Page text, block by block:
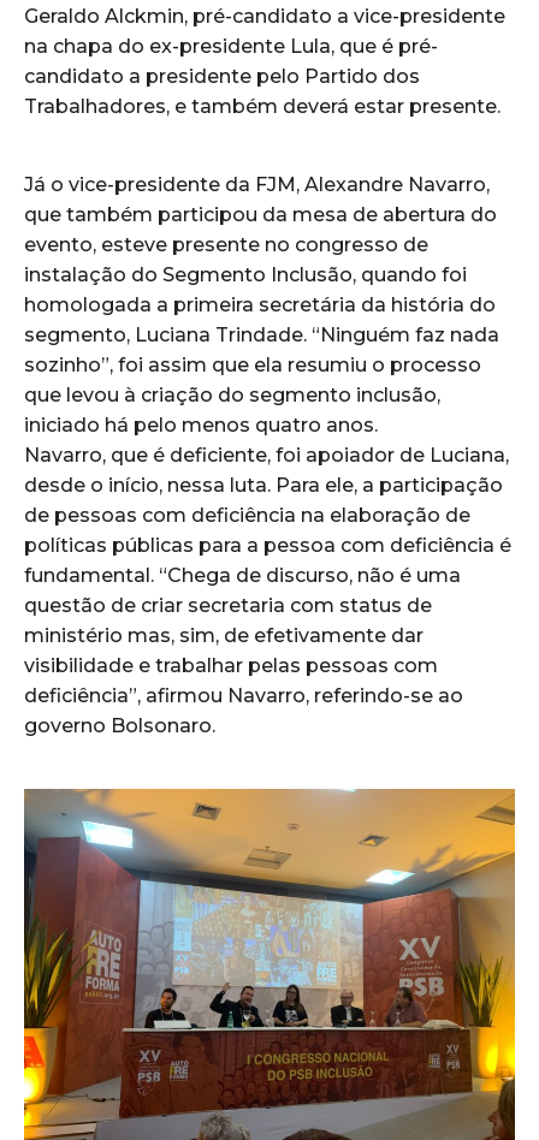
Geraldo Alckmin, pré-candidato a vice-presidente
na chapa do ex-presidente Lula, que é pré-
candidato a presidente pelo Partido dos
Trabalhadores, e também deverá estar presente.
Já o vice-presidente da FJM, Alexandre Navarro,
que também participou da mesa de abertura do
evento, esteve presente no congresso de
instalação do Segmento Inclusão, quando foi
homologada a primeira secretária da história do
segmento, Luciana Trindade. “Ninguém faz nada
sozinho”, foi assim que ela resumiu o processo
que levou à criação do segmento inclusão,
iniciado há pelo menos quatro anos.
Navarro, que é deficiente, foi apoiador de Luciana,
desde o início, nessa luta. Para ele, a participação
de pessoas com deficiência na elaboração de
políticas públicas para a pessoa com deficiência é
fundamental. “Chega de discurso, não é uma
questão de criar secretaria com status de
ministério mas, sim, de efetivamente dar
visibilidade e trabalhar pelas pessoas com
deficiência”, afirmou Navarro, referindo-se ao
governo Bolsonaro.